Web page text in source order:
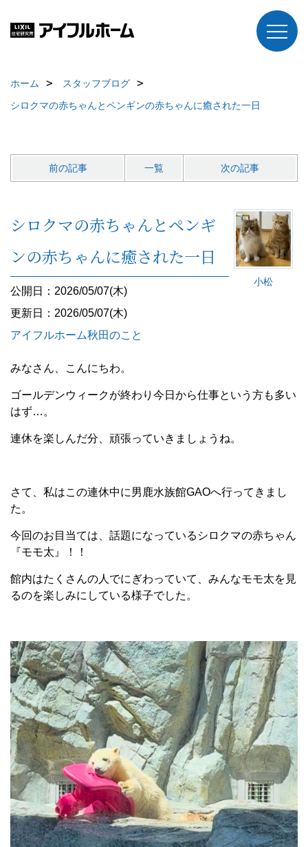
ホーム
スタッフブログ
シロクマの赤ちゃんとペンギンの赤ちゃんに癒された一日
前の記事 一覧 次の記事
小松
シロクマの赤ちゃんとペンギ
ンの赤ちゃんに癒された一日
公開日：2026/05/07(木)
更新日：2026/05/07(木)
アイフルホーム秋田のこと
みなさん、こんにちわ。
ゴールデンウィークが終わり今日から仕事という方も多い
はず…。
連休を楽しんだ分、頑張っていきましょうね。
さて、私はこの連休中に男鹿水族館GAOへ行ってきまし
た。
今回のお目当ては、話題になっているシロクマの赤ちゃん
『モモ太』！！
館内はたくさんの人でにぎわっていて、みんなモモ太を見
るのを楽しみにしている様子でした。